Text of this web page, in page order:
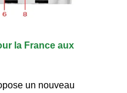
la France aux
un nouveau